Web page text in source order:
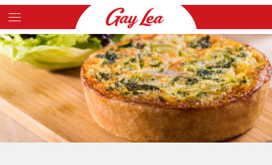
Skip
to
main
content
Main
Content